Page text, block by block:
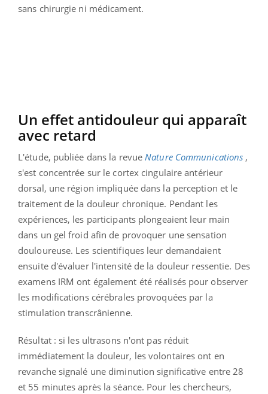
sans chirurgie ni médicament.
Un effet antidouleur qui apparaît
avec retard
L'étude, publiée dans la revueNature Communications ,
s'est concentrée sur le cortex cingulaire antérieur
dorsal, une région impliquée dans la perception et le
traitement de la douleur chronique. Pendant les
expériences, les participants plongeaient leur main
dans un gel froid afin de provoquer une sensation
douloureuse. Les scientifiques leur demandaient
ensuite d'évaluer l'intensité de la douleur ressentie. Des
examens IRM ont également été réalisés pour observer
les modifications cérébrales provoquées par la
stimulation transcrânienne.
Résultat : si les ultrasons n'ont pas réduit
immédiatement la douleur, les volontaires ont en
revanche signalé une diminution significative entre 28
et 55 minutes après la séance. Pour les chercheurs,